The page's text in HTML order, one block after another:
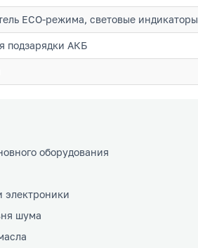
ECO-режима, световые индикаторы
подзарядки АКБ
оборудования
электроники
шума